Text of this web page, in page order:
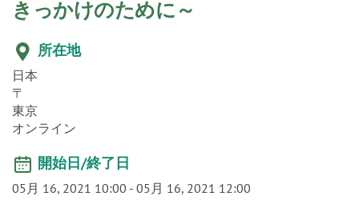
きっかけのために～
所在地
日本
〒
東京
オンライン
開始日/終了日
05月 16, 2021 10:00 - 05月 16, 2021 12:00